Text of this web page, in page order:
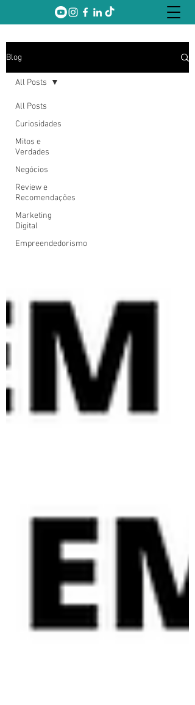
Blog
All Posts
Curiosidades
Mitos e
Verdades
Negócios
Review e
Recomendações
Marketing
Digital
Empreendedorismo
All Posts